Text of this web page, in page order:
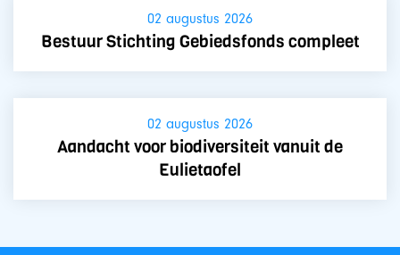
02 augustus 2026
Bestuur Stichting Gebiedsfonds compleet
02 augustus 2026
Aandacht voor biodiversiteit vanuit de
Eulietaofel